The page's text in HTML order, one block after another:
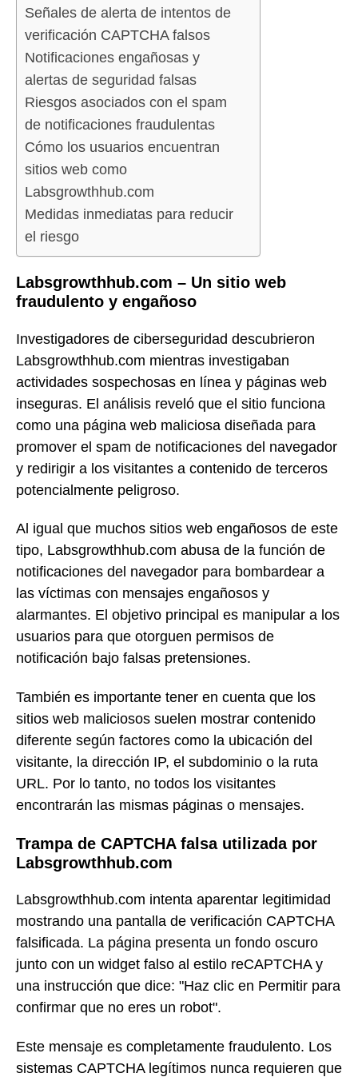
Señales de alerta de intentos de
verificación CAPTCHA falsos
Notificaciones engañosas y
alertas de seguridad falsas
Riesgos asociados con el spam
de notificaciones fraudulentas
Cómo los usuarios encuentran
sitios web como
Labsgrowthhub.com
Medidas inmediatas para reducir
el riesgo
Labsgrowthhub.com – Un sitio web
fraudulento y engañoso
Investigadores de ciberseguridad descubrieron
Labsgrowthhub.com mientras investigaban
actividades sospechosas en línea y páginas web
inseguras. El análisis reveló que el sitio funciona
como una página web maliciosa diseñada para
promover el spam de notificaciones del navegador
y redirigir a los visitantes a contenido de terceros
potencialmente peligroso.
Al igual que muchos sitios web engañosos de este
tipo, Labsgrowthhub.com abusa de la función de
notificaciones del navegador para bombardear a
las víctimas con mensajes engañosos y
alarmantes. El objetivo principal es manipular a los
usuarios para que otorguen permisos de
notificación bajo falsas pretensiones.
También es importante tener en cuenta que los
sitios web maliciosos suelen mostrar contenido
diferente según factores como la ubicación del
visitante, la dirección IP, el subdominio o la ruta
URL. Por lo tanto, no todos los visitantes
encontrarán las mismas páginas o mensajes.
Trampa de CAPTCHA falsa utilizada por
Labsgrowthhub.com
Labsgrowthhub.com intenta aparentar legitimidad
mostrando una pantalla de verificación CAPTCHA
falsificada. La página presenta un fondo oscuro
junto con un widget falso al estilo reCAPTCHA y
una instrucción que dice: "Haz clic en Permitir para
confirmar que no eres un robot".
Este mensaje es completamente fraudulento. Los
sistemas CAPTCHA legítimos nunca requieren que